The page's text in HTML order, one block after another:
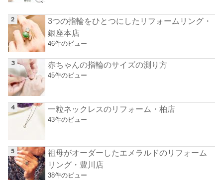
3つの指輪をひとつにしたリフォームリング・
銀座本店
46件のビュー
赤ちゃんの指輪のサイズの測り方
45件のビュー
一粒ネックレスのリフォーム・柏店
43件のビュー
祖母がオーダーしたエメラルドのリフォーム
リング・豊川店
38件のビュー